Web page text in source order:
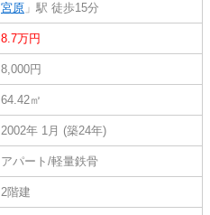
宮原 」駅 徒歩15分
8.7万円
8,000円
64.42㎡
2002年 1月 (築24年)
アパート/軽量鉄骨
2階建